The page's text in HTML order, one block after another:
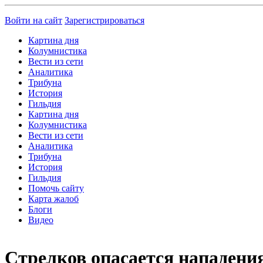
Войти на сайт Зарегистрироваться
Картина дня
Колумнистика
Вести из сети
Аналитика
Трибуна
История
Гильдия
Картина дня
Колумнистика
Вести из сети
Аналитика
Трибуна
История
Гильдия
Помочь сайту
Карта жалоб
Блоги
Видео
Стрелков опасается